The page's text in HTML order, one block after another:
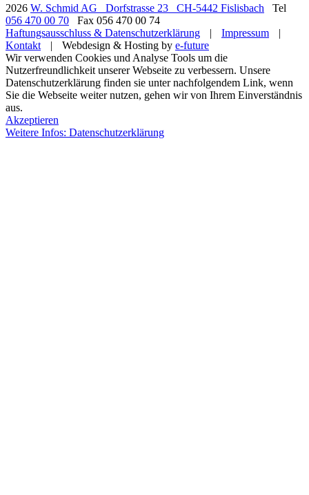
2026 W. Schmid AG Dorfstrasse 23 CH-5442 Fislisbach
Tel
056 470 00 70
Fax 056 470 00 74
Haftungsausschluss & Datenschutzerklärung
| Impressum
|
Kontakt
| Webdesign & Hosting by e-future
Wir verwenden Cookies und Analyse Tools um die
Nutzerfreundlichkeit unserer Webseite zu verbessern. Unsere
Datenschutzerklärung finden sie unter nachfolgendem Link, wenn
Sie die Webseite weiter nutzen, gehen wir von Ihrem Einverständnis
aus.
Akzeptieren
Weitere Infos: Datenschutzerklärung